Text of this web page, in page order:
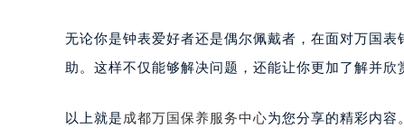
无论你是钟表爱好者还是偶尔佩戴者，在面对万国
助。这样不仅能够解决问题，还能让你更加了解并欣
以上就是 成都万国保养服务中心为您分享的精彩内容